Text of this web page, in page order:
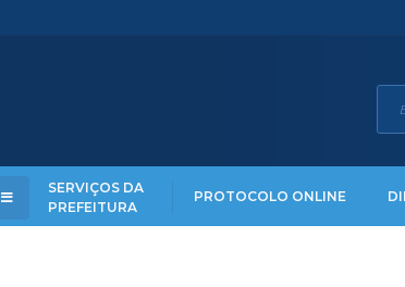
SERVIÇOS DA
PREFEITURA
PROTOCOLO ONLINE